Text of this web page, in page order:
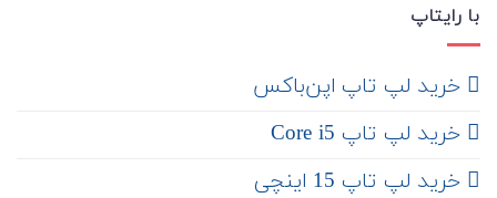
با رایتاپ
‌ خرید لپ تاپ اپن‌باکس
خرید لپ تاپ Core i5
‌‌ خرید لپ تاپ 15 اینچی